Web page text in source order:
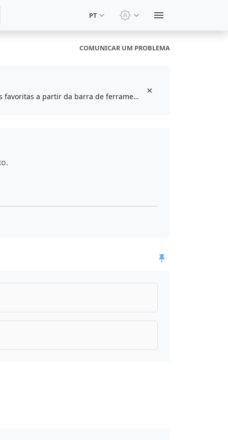
PT Alternar tema: Tema do
COMUNICAR UM PROBLEMA
Instale a extensão gratuita do navegador para marcar e acessar suas ferramentas favoritas a partir da barra de ferramentas